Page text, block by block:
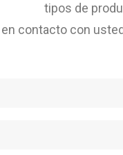
tipos de
contacto con